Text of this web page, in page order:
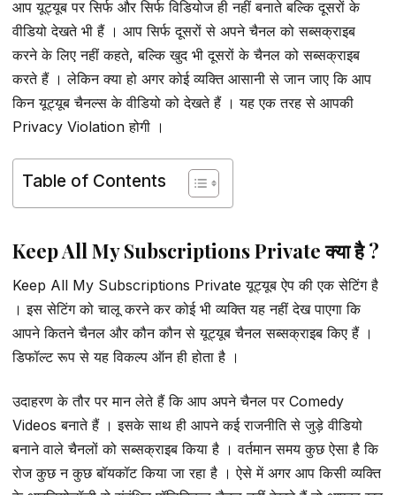
आप यूट्यूब पर सिर्फ और सिर्फ विडियोज ही नहीं बनाते बल्कि दूसरों के
वीडियो देखते भी हैं । आप सिर्फ दूसरों से अपने चैनल को सब्सक्राइब
करने के लिए नहीं कहते, बल्कि खुद भी दूसरों के चैनल को सब्सक्राइब
करते हैं । लेकिन क्या हो अगर कोई व्यक्ति आसानी से जान जाए कि आप
किन यूट्यूब चैनल्स के वीडियो को देखते हैं । यह एक तरह से आपकी
Privacy Violation होगी ।
Table of Contents
Keep All My Subscriptions Private क्या है ?
Keep All My Subscriptions Private यूट्यूब ऐप की एक सेटिंग है
। इस सेटिंग को चालू करने कर कोई भी व्यक्ति यह नहीं देख पाएगा कि
आपने कितने चैनल और कौन कौन से यूट्यूब चैनल सब्सक्राइब किए हैं ।
डिफॉल्ट रूप से यह विकल्प ऑन ही होता है ।
उदाहरण के तौर पर मान लेते हैं कि आप अपने चैनल पर Comedy
Videos बनाते हैं । इसके साथ ही आपने कई राजनीति से जुड़े वीडियो
बनाने वाले चैनलों को सब्सक्राइब किया है । वर्तमान समय कुछ ऐसा है कि
रोज कुछ न कुछ बॉयकॉट किया जा रहा है । ऐसे में अगर आप किसी व्यक्ति